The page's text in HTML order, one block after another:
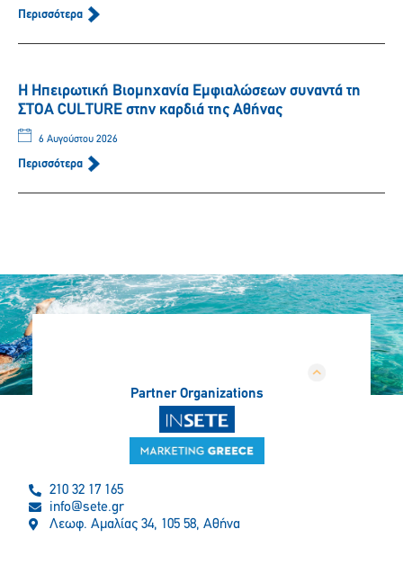
Περισσότερα
Η Ηπειρωτική Βιομηχανία Εμφιαλώσεων συναντά τη
ΣΤΟΑ CULTURE στην καρδιά της Αθήνας
6 Αυγούστου 2026
Περισσότερα
Partner Organizations
210 32 17 165
info@sete.gr
Λεωφ. Αμαλίας 34, 105 58, Αθήνα